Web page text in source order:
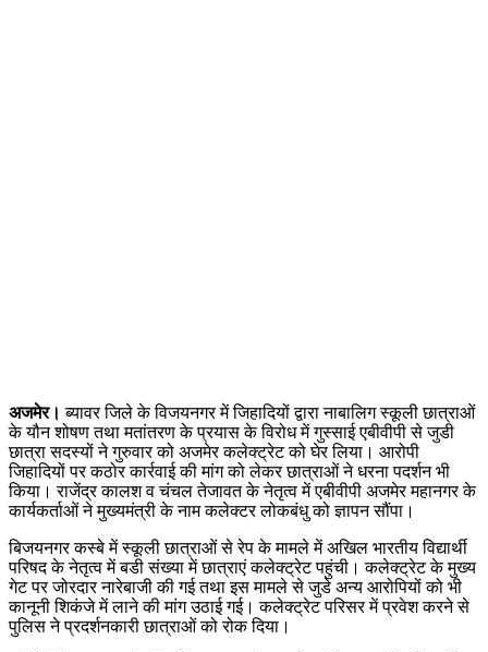
अजमेर। ब्यावर जिले के विजयनगर में जिहादियों द्वारा नाबालिग स्कूली छात्राओं
के यौन शोषण तथा मतांतरण के प्रयास के विरोध में गुस्साई एबीवीपी से जुडी
छात्रा सदस्यों ने गुरुवार को अजमेर कलेक्ट्रेट को घेर लिया। आरोपी
जिहादियों पर कठोर कार्रवाई की मांग को लेकर छात्राओं ने धरना पदर्शन भी
किया। राजेंद्र कालश व चंचल तेजावत के नेतृत्व में एबीवीपी अजमेर महानगर के
कार्यकर्ताओं ने मुख्यमंत्री के नाम कलेक्टर लोकबंधु को ज्ञापन सौंपा।
बिजयनगर कस्बे में स्कूली छात्राओं से रेप के मामले में अखिल भारतीय विद्यार्थी
परिषद के नेतृत्व में बडी संख्या में छात्राएं कलेक्ट्रेट पहुंची। कलेक्ट्रेट के मुख्य
गेट पर जोरदार नारेबाजी की गई तथा इस मामले से जुडे अन्य आरोपियों को भी
कानूनी शिकंजे में लाने की मांग उठाई गई। कलेक्ट्रेट परिसर में प्रवेश करने से
पुलिस ने प्रदर्शनकारी छात्राओं को रोक दिया।